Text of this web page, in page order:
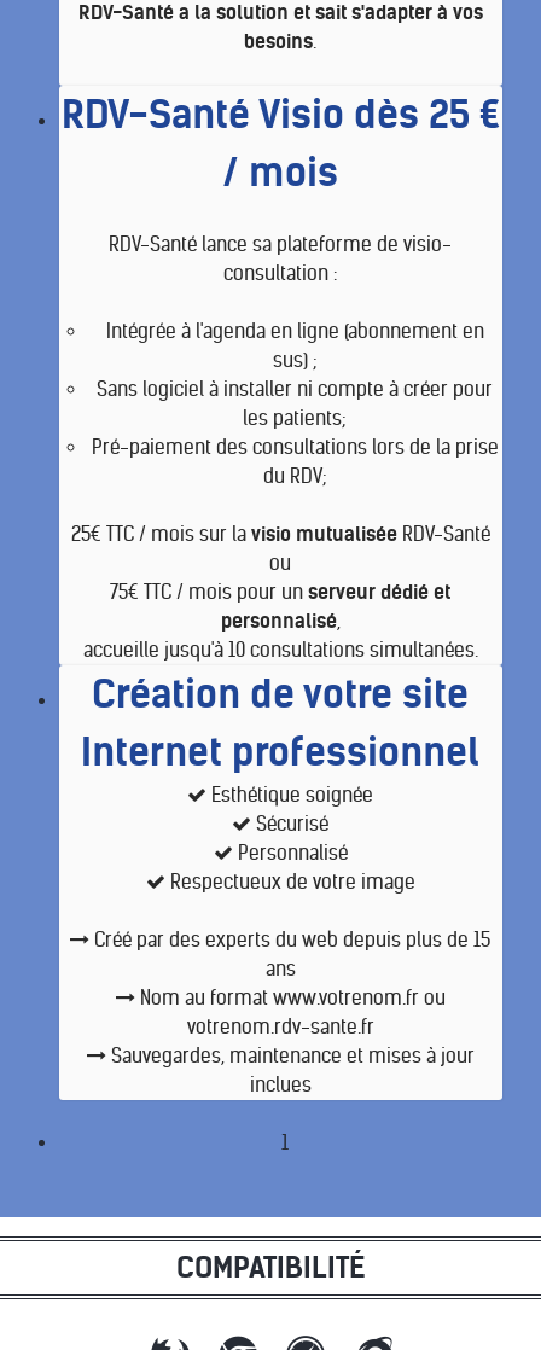
RDV-Santé a la solution et sait s'adapter à vos
besoins.
RDV-Santé Visio dès 25 €
/ mois
RDV-Santé lance sa plateforme de visio-
consultation :
Intégrée à l'agenda en ligne (abonnement en
sus) ;
Sans logiciel à installer ni compte à créer pour
les patients;
Pré-paiement des consultations lors de la prise
du RDV;
25€ TTC / mois sur la visio mutualiséeRDV-Santé
ou
75€ TTC / mois pour unserveur dédié et
personnalisé,
accueille jusqu'à 10 consultations simultanées.
Création de votre site
Internet professionnel
Esthétique soignée
Sécurisé
Personnalisé
Respectueux de votre image
Créé par des experts du web depuis plus de 15
ans
Nom au format www.votrenom.fr ou
votrenom.rdv-sante.fr
Sauvegardes, maintenance et mises à jour
inclues
1
COMPATIBILITÉ